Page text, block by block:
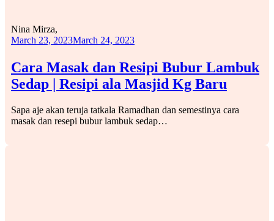
Cara Masak dan Resipi Bubur Lambuk
Sedap | Resipi ala Masjid Kg Baru
Nina Mirza,
March 23, 2023March 24, 2023
Sapa aje akan teruja tatkala Ramadhan dan semestinya cara
masak dan resepi bubur lambuk sedap…